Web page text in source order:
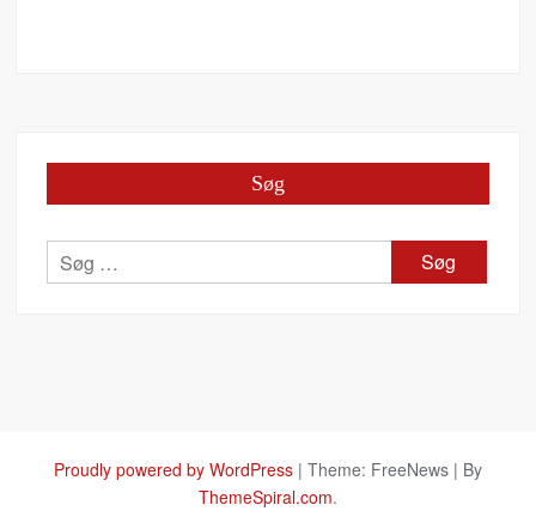
Søg
Søg
efter:
Proudly powered by WordPress | Theme: FreeNews | By
ThemeSpiral.com.